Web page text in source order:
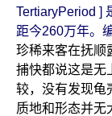
TertiaryPeriod ]
距今260万年。
珍稀来客在抚顺
捕快都说这是无
较，没有发现龟
质地和形态并无